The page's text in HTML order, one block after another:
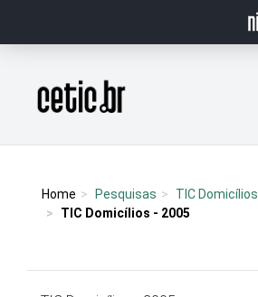
Página inicial
Home Pesquisas TIC Domicílios
TIC Domicílios - 2005